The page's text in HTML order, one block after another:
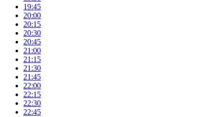
19:45
20:00
20:15
20:30
20:45
21:00
21:15
21:30
21:45
22:00
22:15
22:30
22:45